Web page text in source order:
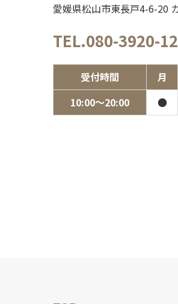
愛媛県松山市東長戸4-6-20
TEL.080-3920-
受付時間 月
10:00〜20:00
●